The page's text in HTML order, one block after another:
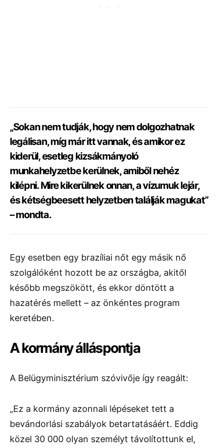
„Sokan nem tudják, hogy nem dolgozhatnak
legálisan, míg már itt vannak, és amikor ez
kiderül, esetleg kizsákmányoló
munkahelyzetbe kerülnek, amiből nehéz
kilépni. Mire kikerülnek onnan, a vízumuk lejár,
és kétségbeesett helyzetben találják magukat”
– mondta.
Egy esetben egy brazíliai nőt egy másik nő
szolgálóként hozott be az országba, akitől
később megszökött, és ekkor döntött a
hazatérés mellett – az önkéntes program
keretében.
A kormány álláspontja
A Belügyminisztérium szóvivője így reagált:
„Ez a kormány azonnali lépéseket tett a
bevándorlási szabályok betartatásáért. Eddig
közel 30 000 olyan személyt távolítottunk el,